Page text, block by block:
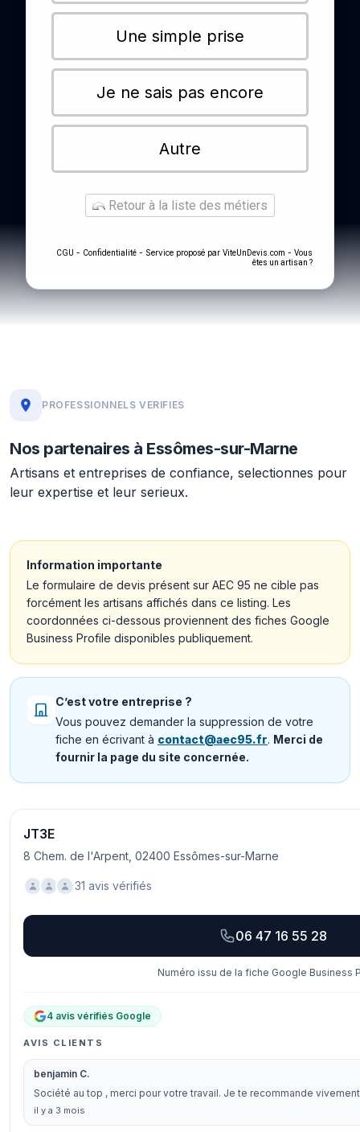
Une simple prise
Je ne sais pas encore
Autre
Retour à la liste des métiers
CGU - Confidentialité - Service proposé par ViteUnDevis.com - Vous
êtes un artisan ?
PROFESSIONNELS VERIFIES
Nos partenaires à Essômes-sur-Marne
Artisans et entreprises de confiance, selectionnes pour
leur expertise et leur serieux.
Information importante
Le formulaire de devis présent sur AEC 95 ne cible pas
forcément les artisans affichés dans ce listing. Les
coordonnées ci-dessous proviennent des fiches Google
Business Profile disponibles publiquement.
C’est votre entreprise ?
Vous pouvez demander la suppression de votre
fiche en écrivant à contact@aec95.fr. Merci de
fournir la page du site concernée.
JT3E
8 Chem. de l'Arpent, 02400 Essômes-sur-Marne
31 avis vérifiés
06 47 16 55 28
Numéro issu de la fiche Google Business
4 avis vérifiés Google
AVIS CLIENTS
benjamin C.
Société au top , merci pour votre travail. Je te recommande
il y a 3 mois